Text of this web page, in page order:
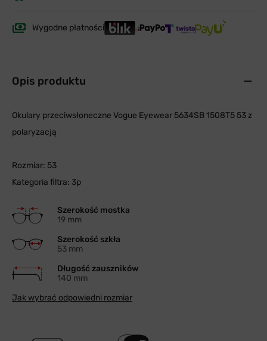
Wygodne płatności
Opis produktu
Okulary przeciwsłoneczne Vogue Eyewear 5634SB 1508T5 53 z
polaryzacją
Rozmiar: 53
Kategoria filtra: 3p
Szerokość mostka
19 mm
Szerokość szkła
53 mm
Długość zauszników
140 mm
Jak wybrać odpowiedni rozmiar